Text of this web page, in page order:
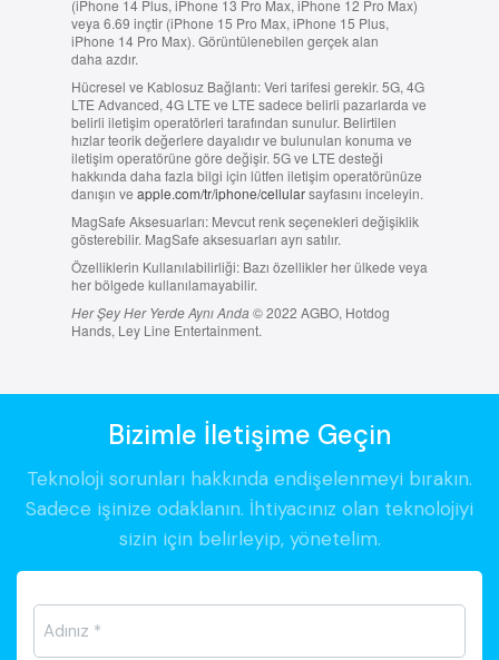
(iPhone 14 Plus, iPhone 13 Pro Max, iPhone 12 Pro Max)
veya 6.69 inçtir (iPhone 15 Pro Max, iPhone 15 Plus,
iPhone 14 Pro Max). Görüntülenebilen gerçek alan
daha azdır.
Hücresel ve Kablosuz Bağlantı:Veri tarifesi gerekir. 5G, 4G
LTE Advanced, 4G LTE ve LTE sadece belirli pazarlarda ve
belirli iletişim operatörleri tarafından sunulur. Belirtilen
hızlar teorik değerlere dayalıdır ve bulunulan konuma ve
iletişim operatörüne göre değişir. 5G ve LTE desteği
hakkında daha fazla bilgi için lütfen iletişim operatörünüze
danışın ve apple.com/tr/iphone/cellularsayfasını inceleyin.
MagSafe Aksesuarları: Mevcut renk seçenekleri değişiklik
gösterebilir. MagSafe aksesuarları ayrı satılır.
Özelliklerin Kullanılabilirliği: Bazı özellikler her ülkede veya
her bölgede kullanılamayabilir.
Her Şey Her Yerde Aynı Anda © 2022 AGBO, Hotdog
Hands, Ley Line Entertainment.
Bizimle İletişime Geçin
Teknoloji sorunları hakkında endişelenmeyi bırakın.
Sadece işinize odaklanın. İhtiyacınız olan teknolojiyi
sizin için belirleyip, yönetelim.
Ad-
Soyad